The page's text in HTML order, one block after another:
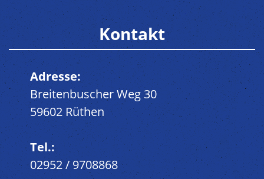
Kontakt
Adresse:
Breitenbuscher Weg 30
59602 Rüthen
Tel.:
02952 / 9708868